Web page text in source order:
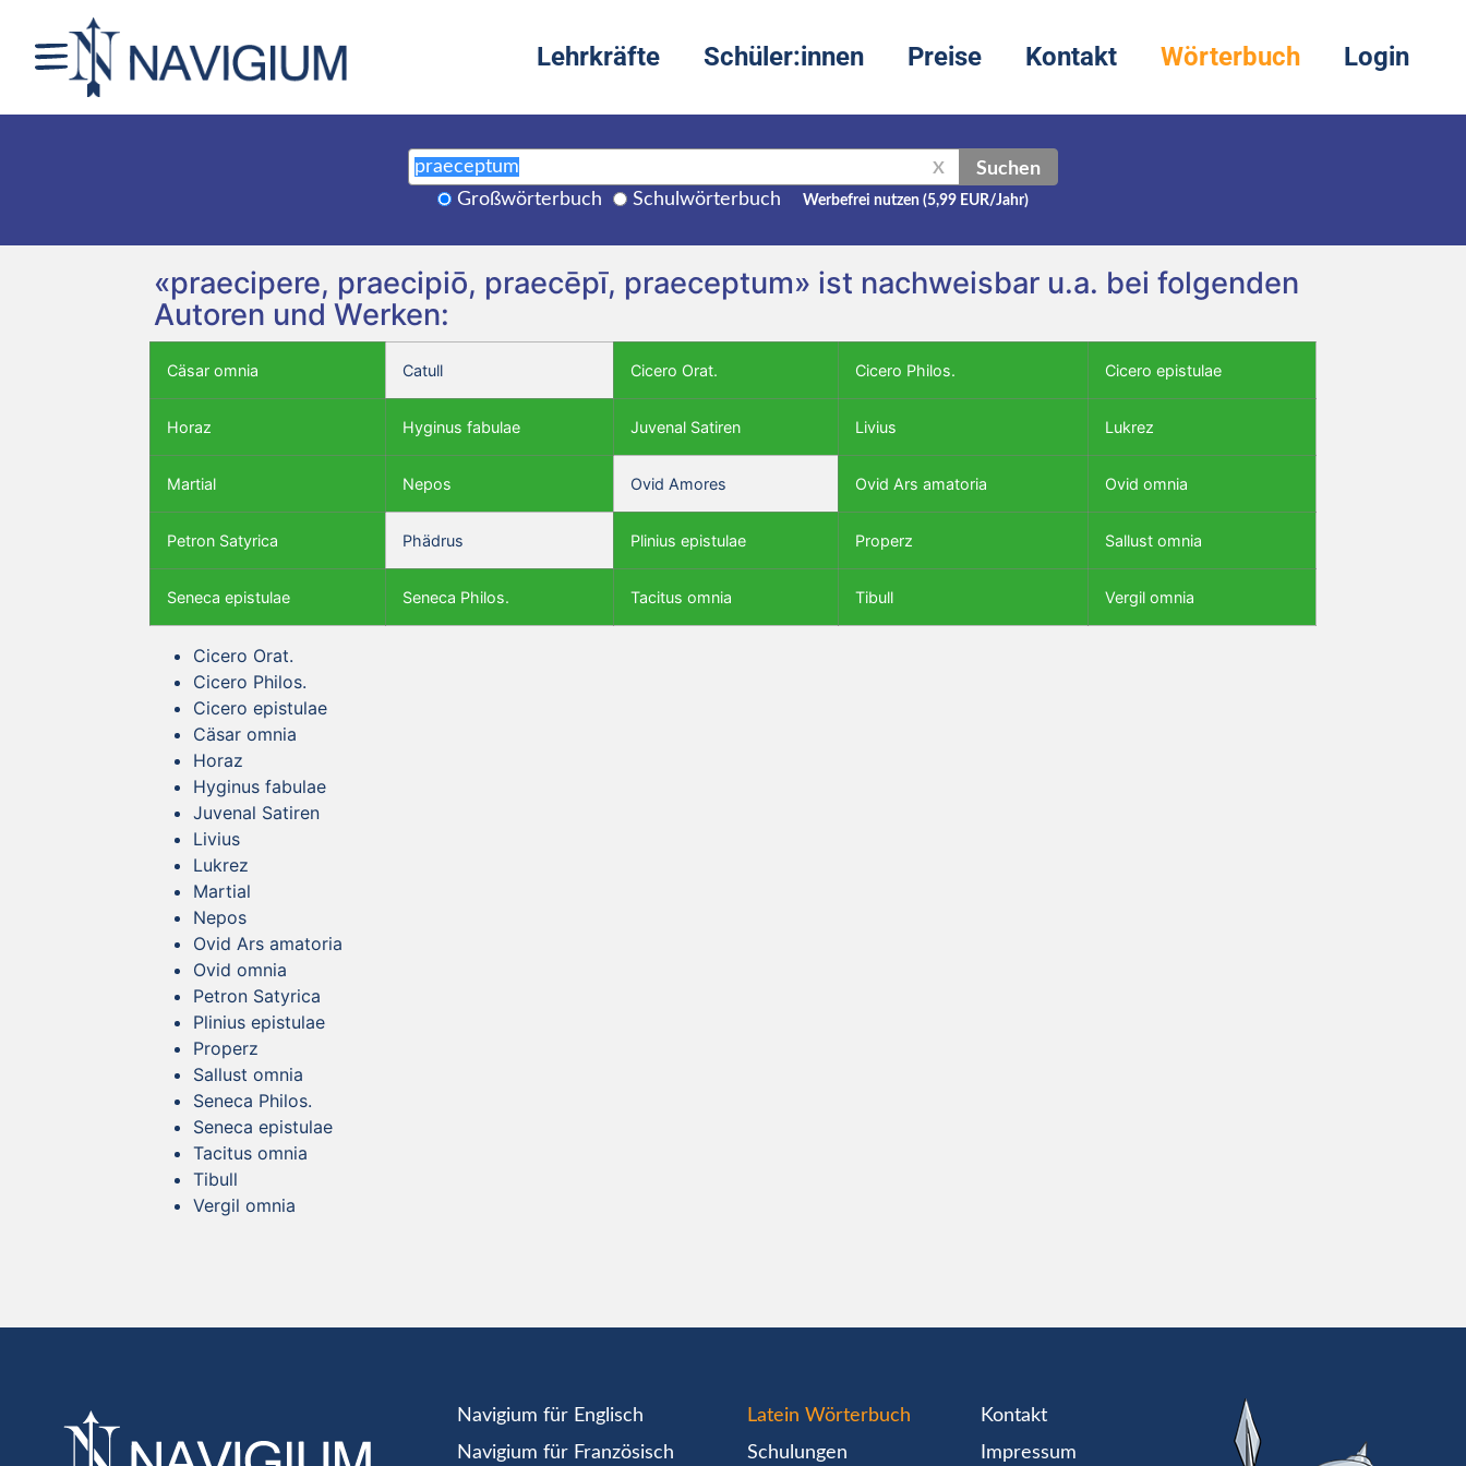
Lehrkräfte Schüler:innen Preise Kontakt Wörterbuch Login
X Suchen
Großwörterbuch Schulwörterbuch Werbefrei nutzen (5,99 EUR/Jahr)
«praecipere, praecipiō, praecēpī, praeceptum» ist nachweisbar u.a. bei folgenden
Autoren und Werken:
Cäsar omnia Catull Cicero Orat. Cicero Philos. Cicero epistulae
Horaz Hyginus fabulae Juvenal Satiren Livius Lukrez
Martial Nepos Ovid Amores Ovid Ars amatoria Ovid omnia
Petron Satyrica Phädrus Plinius epistulae Properz Sallust omnia
Seneca epistulae Seneca Philos. Tacitus omnia Tibull Vergil omnia
Cicero Orat.
Cicero Philos.
Cicero epistulae
Cäsar omnia
Horaz
Hyginus fabulae
Juvenal Satiren
Livius
Lukrez
Martial
Nepos
Ovid Ars amatoria
Ovid omnia
Petron Satyrica
Plinius epistulae
Properz
Sallust omnia
Seneca Philos.
Seneca epistulae
Tacitus omnia
Tibull
Vergil omnia
Navigium für Englisch
Navigium für Französisch
Latein Wörterbuch
Schulungen
Kontakt
Impressum